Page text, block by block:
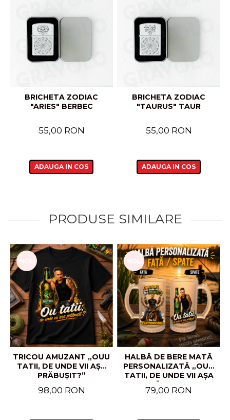
BRICHETA ZODIAC
"ARIES" BERBEC
55,00 RON
ADAUGA IN COS
BRICHETA ZODIAC
"TAURUS" TAUR
55,00 RON
ADAUGA IN COS
PRODUSE SIMILARE
TRICOU AMUZANT „OUU
TATII, DE UNDE VII AȘA
PRĂBUȘIT?”
98,00 RON
HALBĂ DE BERE MATĂ
PERSONALIZATĂ „OUU
TATII, DE UNDE VII AȘA
PRĂBUȘIT?”
79,00 RON